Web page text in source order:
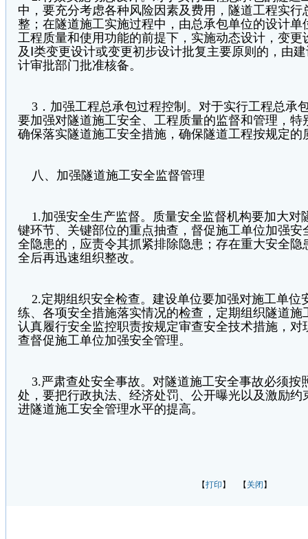
中，要充分考虑各种风险因素及费用，隧道工程实
整；在隧道施工实施过程中，由总承包单位的设计
工程质量和使用功能的前提下，实施动态设计，变
及Ⅰ类变更设计或变更初步设计批复主要原则的，由
计审批部门批准核备。
3．加强工程总承包过程控制。对于实行工程总承
要加强对隧道施工安全、工程质量的监督和管理，
确保落实隧道施工安全措施，确保隧道工程按规定的
八、加强隧道施工安全监督管理
1.加强安全生产监督。质量安全监督机构要加大对
键环节、关键部位的重点抽查，督促施工单位加强
全隐患的，应责令其抓紧排除隐患；存在重大安全
全后再迅速组织整改。
2.定期组织安全检查。建设单位要加强对施工单位
练、各项安全措施落实情况的检查，定期组织隧道
认真履行安全监控职责按规定审查安全技术措施，
查督促施工单位加强安全管理。
3.严肃查处安全事故。对隧道施工安全事故必须按
处，要把行政执法、经济处罚、公开曝光以及激励
进隧道施工安全管理水平的提高。
【打印 】 【 关闭 】